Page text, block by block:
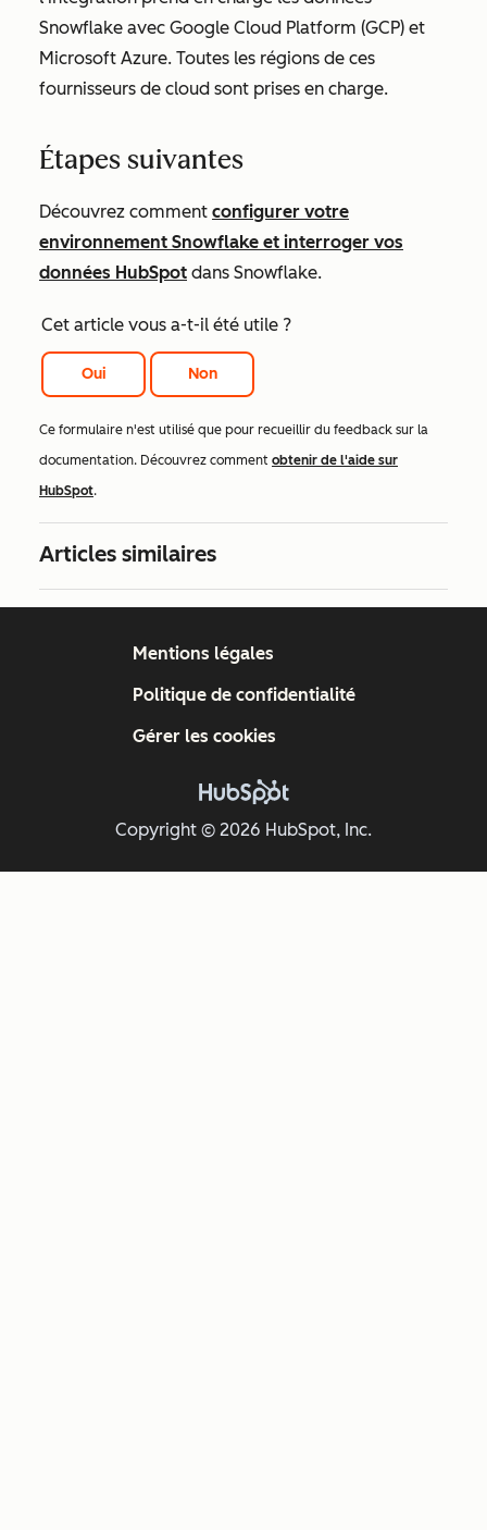
Snowflake avec Google Cloud Platform (GCP) et
Microsoft Azure. Toutes les régions de ces
fournisseurs de cloud sont prises en charge.
Étapes suivantes
Découvrez comment configurer votre
environnement Snowflake et interroger vos
données HubSpot dans Snowflake.
Cet article vous a-t-il été utile ?
Oui Non
Ce formulaire n'est utilisé que pour recueillir du feedback sur la
documentation. Découvrez comment obtenir de l'aide sur
HubSpot.
Articles similaires
Copyright © 2026 HubSpot, Inc.
Mentions légales
Politique de confidentialité
Gérer les cookies